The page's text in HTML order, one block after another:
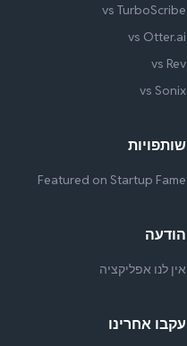
vs TurboScribe
vs Otter.ai
vs Rev
vs Sonix
שותפויות
Featured on Startup Fame
הודעה
אין לנו אפליקציה
עקבו אחרינו